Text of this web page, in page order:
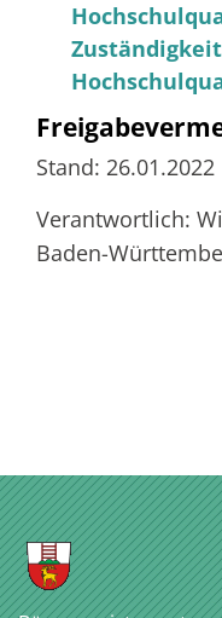
Stand: 26.01.2022
Verantwortlich:
Baden-